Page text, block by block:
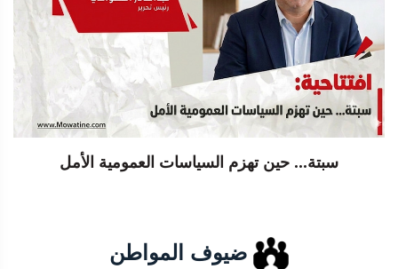
سبتة... حين تهزم السياسات العمومية الأمل
ضيوف المواطن